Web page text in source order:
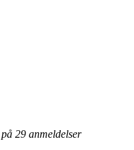
29 anmeldelser